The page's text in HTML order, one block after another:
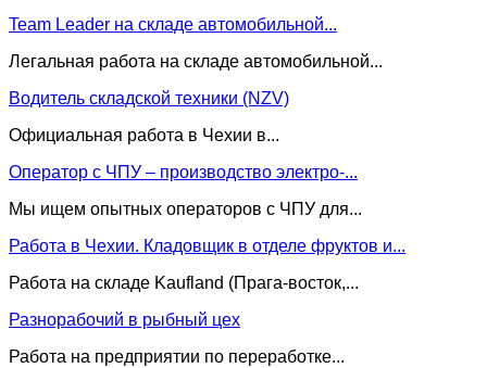
Team Leader на складе автомобильной...
Легальная работа на складе автомобильной...
Водитель складской техники (NZV)
Официальная работа в Чехии в...
Оператор с ЧПУ – производство электро-...
Мы ищем опытных операторов с ЧПУ для...
Работа в Чехии. Кладовщик в отделе фруктов и...
Работа на складе Kaufland (Прага-восток,...
Разнорабочий в рыбный цех
Работа на предприятии по переработке...